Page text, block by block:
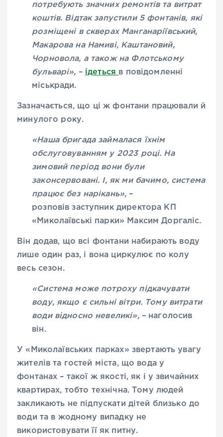
потребують значних ремонтів та витрат
коштів. Відтак запустили 5 фонтанів, які
розміщені в скверах Манганаріївський,
Макарова на Намиві, Каштановий,
Чорновола, а також на Флотському
бульварі», – ідеться в повідомленні
міськради.
Зазначається, що ці ж фонтани працювали й
минулого року.
«Наша бригада займалася їхнім
обслуговуванням у 2023 році. На
зимовий період вони були
законсервовані. І, як ми бачимо, система
працює без нарікань», –
розповів заступник директора КП
«Миколаївські парки» Максим Доргаліс.
Він додав, що всі фонтани набирають воду
лише один раз, і вона циркулює по колу
весь сезон.
«Система може потроху підкачувати
воду, якщо є сильні вітри. Тому витрати
води відносно невеликі»,– наголосив
він.
У «Миколаївських парках» звертають увагу
жителів та гостей міста, що вода у
фонтанах – такої ж якості, як і у звичайних
квартирах, тобто технічна. Тому людей
закликають не підпускати дітей близько до
води та в жодному випадку не
використовувати її як питну.